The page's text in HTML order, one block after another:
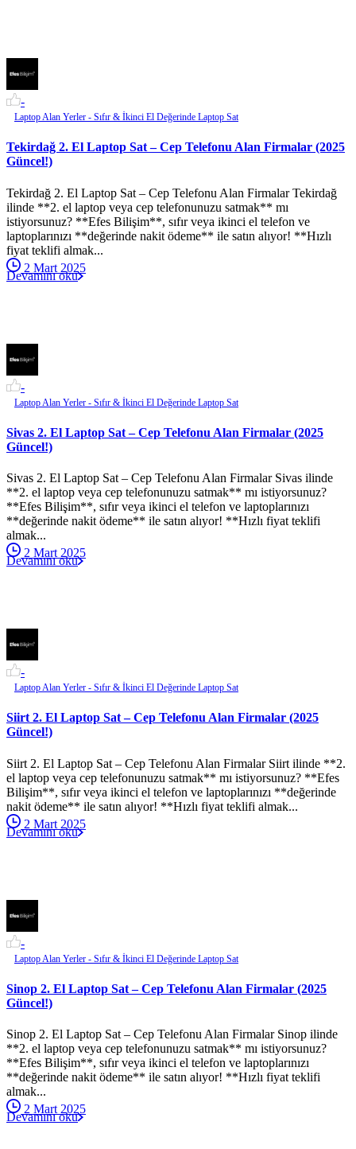
-
Laptop Alan Yerler - Sıfır & İkinci El Değerinde Laptop Sat
Tekirdağ 2. El Laptop Sat – Cep Telefonu Alan Firmalar (2025
Güncel!)
Tekirdağ 2. El Laptop Sat – Cep Telefonu Alan Firmalar Tekirdağ
ilinde **2. el laptop veya cep telefonunuzu satmak** mı
istiyorsunuz? **Efes Bilişim**, sıfır veya ikinci el telefon ve
laptoplarınızı **değerinde nakit ödeme** ile satın alıyor! **Hızlı
fiyat teklifi almak...
2 Mart 2025
Devamını oku
-
Laptop Alan Yerler - Sıfır & İkinci El Değerinde Laptop Sat
Sivas 2. El Laptop Sat – Cep Telefonu Alan Firmalar (2025
Güncel!)
Sivas 2. El Laptop Sat – Cep Telefonu Alan Firmalar Sivas ilinde
**2. el laptop veya cep telefonunuzu satmak** mı istiyorsunuz?
**Efes Bilişim**, sıfır veya ikinci el telefon ve laptoplarınızı
**değerinde nakit ödeme** ile satın alıyor! **Hızlı fiyat teklifi
almak...
2 Mart 2025
Devamını oku
-
Laptop Alan Yerler - Sıfır & İkinci El Değerinde Laptop Sat
Siirt 2. El Laptop Sat – Cep Telefonu Alan Firmalar (2025
Güncel!)
Siirt 2. El Laptop Sat – Cep Telefonu Alan Firmalar Siirt ilinde **2.
el laptop veya cep telefonunuzu satmak** mı istiyorsunuz? **Efes
Bilişim**, sıfır veya ikinci el telefon ve laptoplarınızı **değerinde
nakit ödeme** ile satın alıyor! **Hızlı fiyat teklifi almak...
2 Mart 2025
Devamını oku
-
Laptop Alan Yerler - Sıfır & İkinci El Değerinde Laptop Sat
Sinop 2. El Laptop Sat – Cep Telefonu Alan Firmalar (2025
Güncel!)
Sinop 2. El Laptop Sat – Cep Telefonu Alan Firmalar Sinop ilinde
**2. el laptop veya cep telefonunuzu satmak** mı istiyorsunuz?
**Efes Bilişim**, sıfır veya ikinci el telefon ve laptoplarınızı
**değerinde nakit ödeme** ile satın alıyor! **Hızlı fiyat teklifi
almak...
2 Mart 2025
Devamını oku